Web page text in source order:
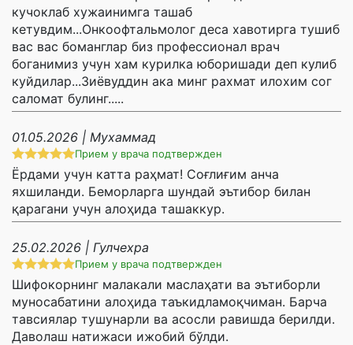
кучоклаб хужаинимга ташаб
кетувдим...Онкоофтальмолог деса хавотирга тушиб
вас вас боманглар биз профессионал врач
боганимиз учун хам курилка юборишади деп кулиб
куйдилар...Зиёвуддин ака минг рахмат илохим сог
саломат булинг.....
01.05.2026 | Мухаммад
Прием у врача подтвержден
Ёрдами учун катта раҳмат! Соғлиғим анча
яхшиланди. Беморларга шундай эътибор билан
қарагани учун алоҳида ташаккур.
25.02.2026 | Гулчехра
Прием у врача подтвержден
Шифокорнинг малакали маслаҳати ва эътиборли
муносабатини алоҳида таъкидламоқчиман. Барча
тавсиялар тушунарли ва асосли равишда берилди.
Даволаш натижаси ижобий бўлди.